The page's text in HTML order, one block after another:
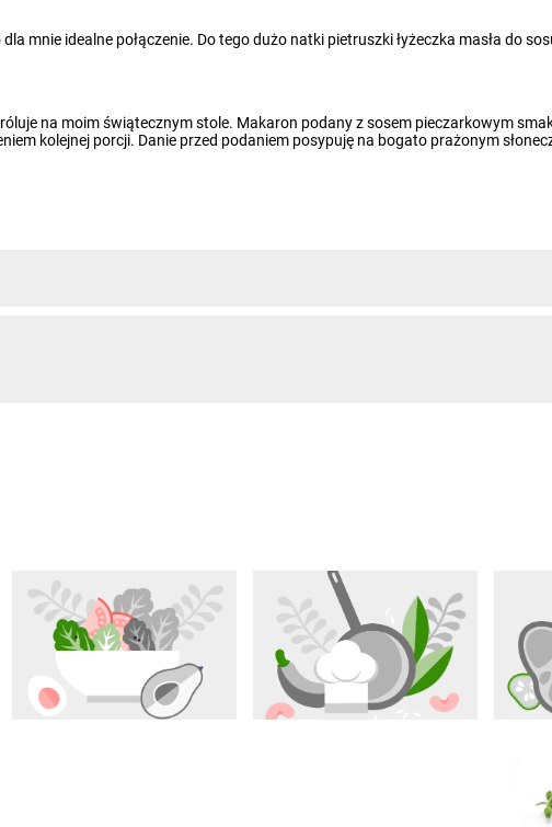
mnie idealne połączenie. Do tego dużo natki pietruszki łyżeczka masła do
na moim świątecznym stole. Makaron podany z sosem pieczarkowym
kolejnej porcji. Danie przed podaniem posypuję na bogato prażonym